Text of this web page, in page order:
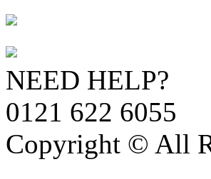
NEED HELP?
0121 622 6055
Copyright © All